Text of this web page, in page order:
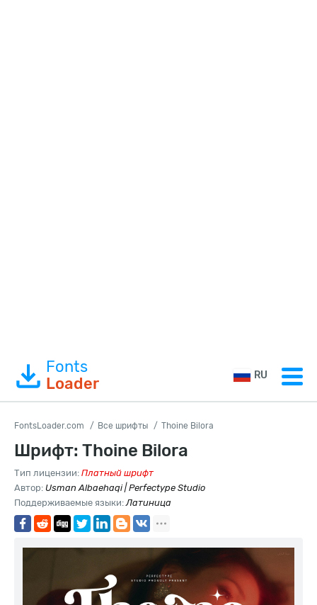
Fonts
Loader
RU
FontsLoader.com Все шрифты Thoine Bilora
Шрифт: Thoine Bilora
Тип лицензии: Платный шрифт
Автор: Usman Albaehaqi | Perfectype Studio
Поддерживаемые языки:Латиница